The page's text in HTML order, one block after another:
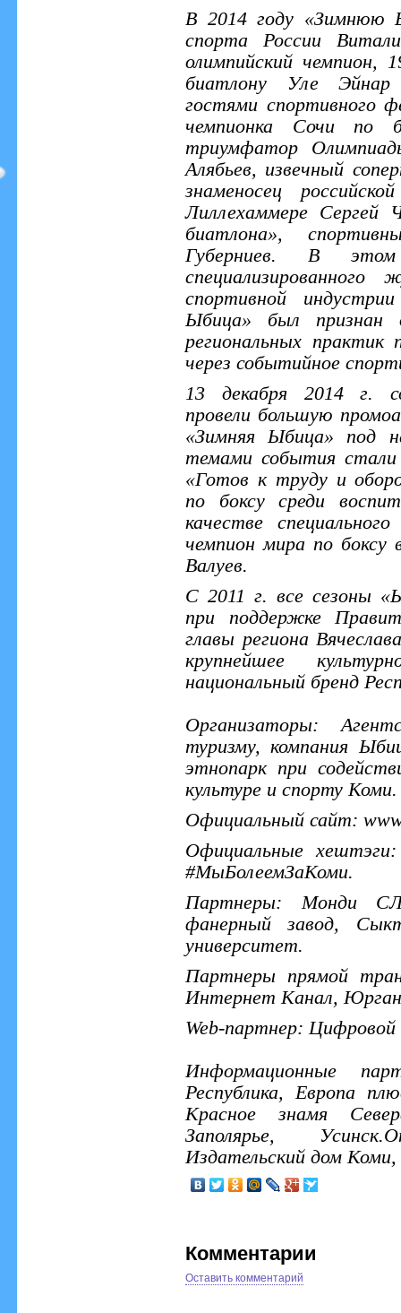
В 2014 году «Зимнюю
спорта России
олимпийский чемпион,
биатлону Уле Эйнар
гостями спортивного
чемпионка Сочи по
триумфатор
Алябьев, извечный
знаменосец
Лиллехаммере Сергей
биатлона»,
Губерниев. В
спортивной
Ыбица» был признан
региональных
через событийное
13 декабря 2014 г.
провели большую
«Зимняя Ыбица» под
темами события стали
«Готов к труду и
по боксу среди
качестве
чемпион мира по боксу
Валуев.
С 2011 г. все сезоны
при поддержке
главы региона
крупнейшее
национальный бренд
Организаторы:
туризму, компания
этнопарк при
культуре и спорту Коми.
Официальный сайт:
Официальные
#МыБолеемЗаКоми.
Партнеры: Монди
фанерный завод,
университет.
Партнеры прямой
Интернет Канал,
Web-партнер: Цифровой
Информационные
Республика, Европа
Красное знамя
Заполярье,
Издательский дом
Комментарии
Оставить комментарий